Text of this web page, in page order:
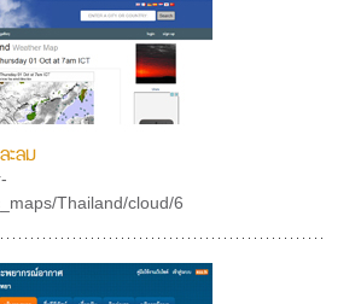
ะลม
Thailand/cloud/6